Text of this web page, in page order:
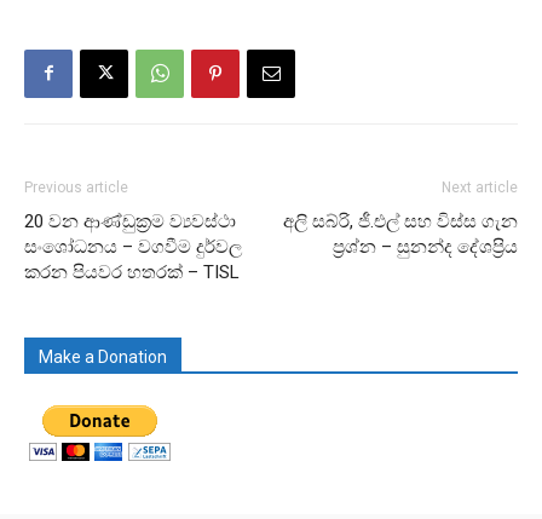
Previous article
20 වන ආණ්ඩුක්‍රම ව්‍යවස්ථා
සංශෝධනය – වගවීම දුර්වල
කරන පියවර හතරක් – TISL
Next article
අලි සබ්රි, ජී.එල් සහ විස්ස ගැන
ප්‍රශ්න – සුනන්ද දේශප්‍රිය
Make a Donation